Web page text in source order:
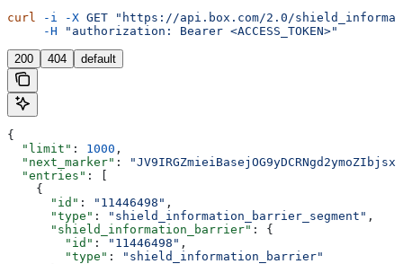
curl -i -X GET "https://api.box.com/2.0/
     -H
"authorization: Bearer <ACCESS_TOKEN>"
200 404 default
{
  "limit"
: 1000 ,
  "next_marker"
:
  "entries"
: [
    {
      "id"
: "11446498" ,
      "type"
: "shield_information_barrier_segment" ,
      "shield_information_barrier"
: {
        "id"
: "11446498" ,
        "type"
:
"shield_information_barrier"